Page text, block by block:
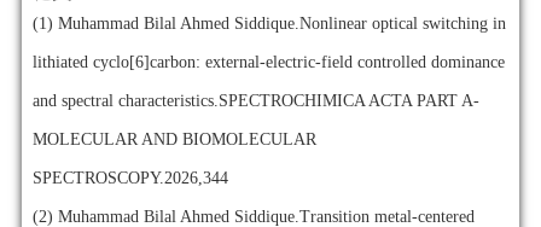
(1) Muhammad Bilal Ahmed Siddique.Nonlinear optical switching in
lithiated cyclo[6]carbon: external-electric-field controlled dominance
and spectral characteristics.SPECTROCHIMICA ACTA PART A-
MOLECULAR AND BIOMOLECULAR
SPECTROSCOPY.2026,344
(2) Muhammad Bilal Ahmed Siddique.Transition metal-centered